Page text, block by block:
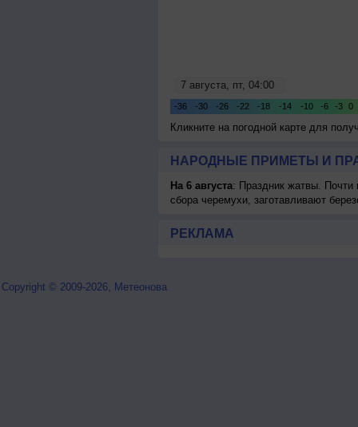
Кликните на погодной карте для
НАРОДНЫЕ ПРИМЕТЫ И
На 6 августа: Праздник жатвы. Почти
сбора черемухи, заготавливают
РЕКЛАМА
Copyright © 2009-2026, Метеонова